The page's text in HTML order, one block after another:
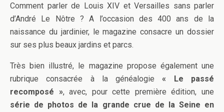
Comment parler de Louis XIV et Versailles sans parler
d’André Le Nôtre ? A l’occasion des 400 ans de la
naissance du jardinier, le magazine consacre un dossier
sur ses plus beaux jardins et parcs.
Très bien illustré, le magazine propose également une
rubrique consacrée à la généalogie« Le passé
recomposé », avec, pour cette première édition, une
série de photos de la grande crue de la Seine en